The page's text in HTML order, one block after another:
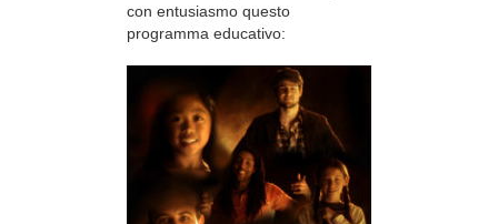
con entusiasmo questo
programma educativo: